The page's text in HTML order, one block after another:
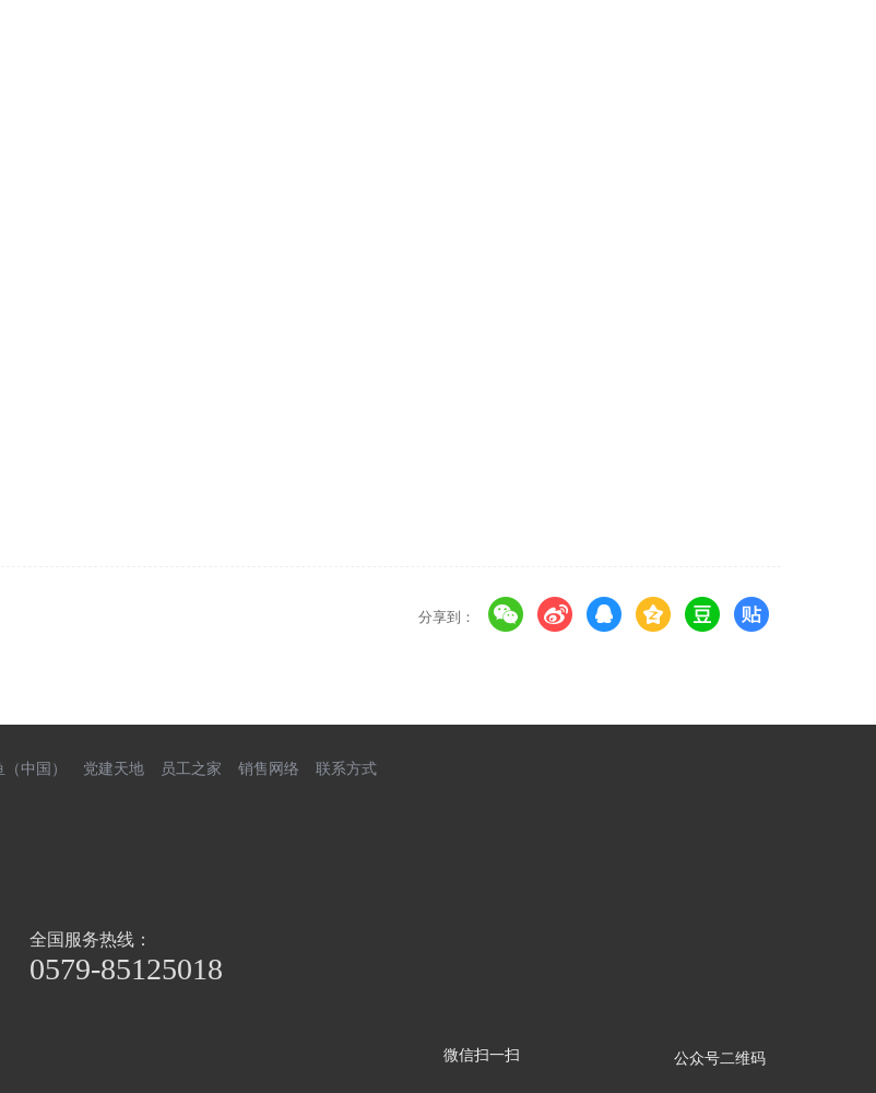
分享到：
全国服务热线：
0579-85125018
微信扫一扫 公众号二维码
中国） 党建天地 员工之家 销售网络 联系方式